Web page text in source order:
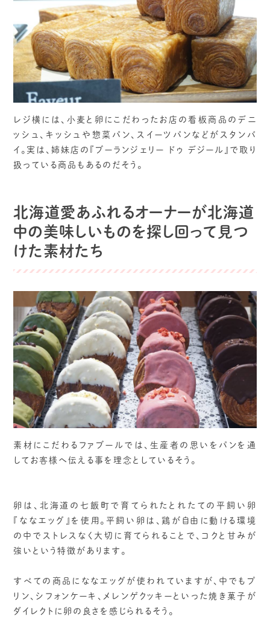
レジ横には、小麦と卵にこだわったお店の看板商品のデニ
ッシュ、キッシュや惣菜パン、スイーツパンなどがスタンバ
イ。実は、姉妹店の『ブーランジェリー ドゥ デジール』で取り
扱っている商品もあるのだそう。
北海道愛あふれるオーナーが北海道
中の美味しいものを探し回って見つ
けた素材たち
素材にこだわるファブールでは、生産者の思いをパンを通
してお客様へ伝える事を理念としているそう。
卵は、北海道の七飯町で育てられたとれたての平飼い卵
『ななエッグ』を使用。平飼い卵は、鶏が自由に動ける環境
の中でストレスなく大切に育てられることで、コクと甘みが
強いという特徴があります。
すべての商品にななエッグが使われていますが、中でもプ
リン、シフォンケーキ、メレンゲクッキーといった焼き菓子が
ダイレクトに卵の良さを感じられるそう。